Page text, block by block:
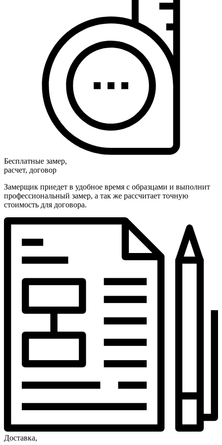
Бесплатные замер,
расчет, договор
Замерщик приедет в удобное время с образцами и выполнит
профессиональный замер, а так же рассчитает точную
стоимость для договора.
Доставка,